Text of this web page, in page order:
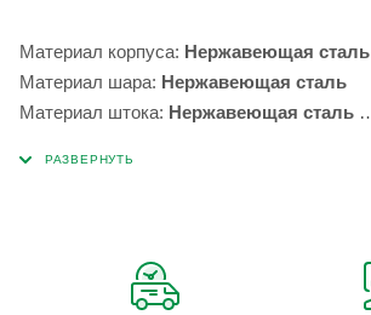
Материал корпуса: Нержавеющая сталь
Материал шара: Нержавеющая сталь
Материал штока: Нержавеющая сталь
Ручной